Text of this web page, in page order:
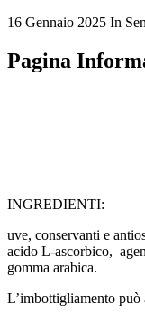
16 Gennaio 2025 In
Pagina
INGREDIENTI:
uve, conservanti e
acido L-ascorbico,
gomma arabica.
L’imbottigliamento può